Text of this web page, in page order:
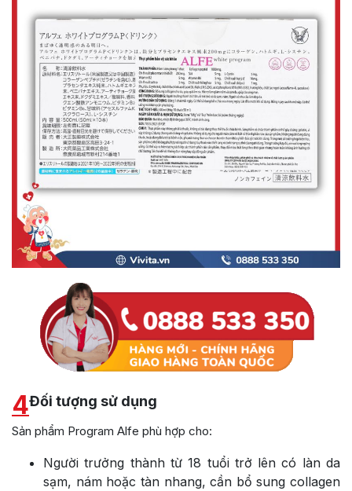
4Đối tượng sử dụng
Sản phẩm Program Alfe phù hợp cho:
Người trưởng thành từ 18 tuổi trở lên có làn da
sạm, nám hoặc tàn nhang, cần bổ sung collagen